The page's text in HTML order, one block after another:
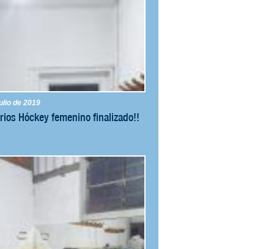
23 de Noviembre, se realizó la despedida de año de la
de 2019
Hóckey femenino finalizado!!